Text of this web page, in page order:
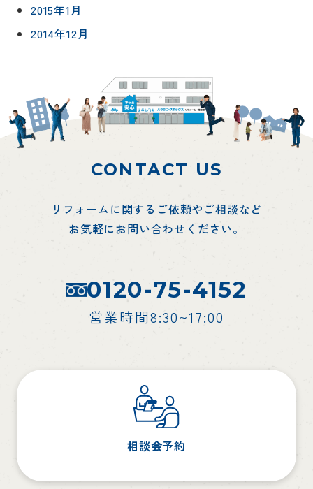
2015年1月
2014年12月
CONTACT US
リフォームに関するご依頼やご相談など
お気軽にお問い合わせください。
0120-75-4152
営業時間8:30~17:00
相談会予約